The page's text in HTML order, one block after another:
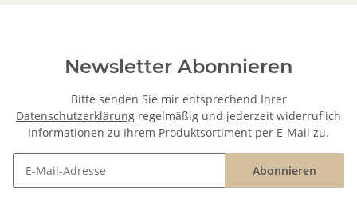
Newsletter Abonnieren
Bitte senden Sie mir entsprechend Ihrer
Datenschutzerklärung regelmäßig und jederzeit widerruflich
Informationen zu Ihrem Produktsortiment per E-Mail zu.
Abonnieren